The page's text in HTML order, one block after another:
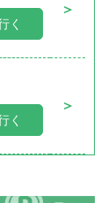
＞
く
＞
く